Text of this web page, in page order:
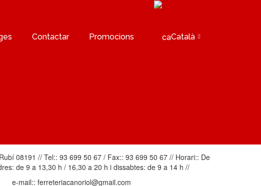
Contactar Promocions Català
08191 // Tel:: 93 699 50 67 / Fax:: 93 699 50 67 // Horari:: De
de 9 a 13,30 h / 16,30 a 20 h i dissabtes: de 9 a 14 h //
e-mail:: ferreteriacanoriol@gmail.com